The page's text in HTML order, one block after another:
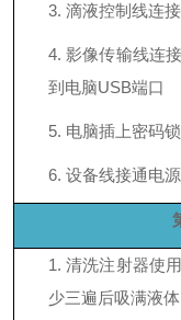
3. 滴液控制线连
4.影像传输线连
到电脑USB端口
5. 电脑插上密码锁
6. 设备线接通电源
1.清洗注射器使
少三遍后吸满液体